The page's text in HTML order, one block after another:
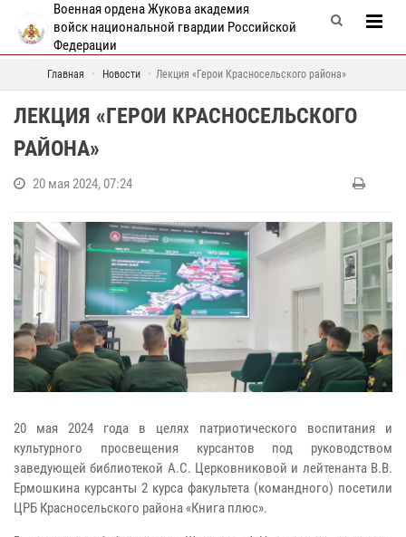
Военная ордена Жукова академия
войск национальной гвардии Российской
Федерации
Главная Новости Лекция «Герои Красносельского района»
ЛЕКЦИЯ «ГЕРОИ КРАСНОСЕЛЬСКОГО
РАЙОНА»
20 мая 2024, 07:24
20 мая 2024 года в целях патриотического воспитания и
культурного просвещения курсантов под руководством
заведующей библиотекой А.С. Церковниковой и лейтенанта В.В.
Ермошкина курсанты 2 курса факультета (командного) посетили
ЦРБ Красносельского района «Книга плюс».